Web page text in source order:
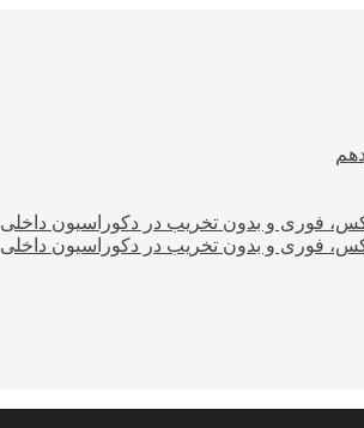
فوری و بدون تخریب در دکوراسیون داخلی
فوری و بدون تخریب در دکوراسیون داخلی